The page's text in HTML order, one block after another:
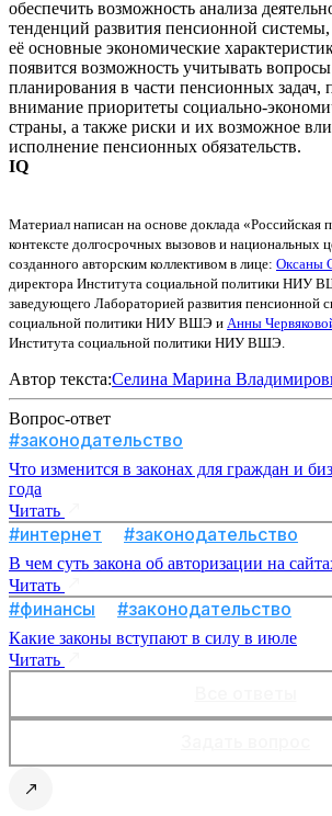
обеспечить возможность анализа
тенденций развития пенсионной системы,
её основные экономические
появится возможность учитывать вопросы
планирования в части пенсионных задач,
внимание приоритеты социально-
страны, а также риски и их возможное
исполнение пенсионных обязательств.
IQ
Материал написан на основе доклада «Российская
контексте долгосрочных вызовов и национальных
созданного авторским коллективом в лице: Оксаны
директора Института социальной политики НИУ
заведующего Лабораторией развития пенсионной
социальной политики НИУ ВШЭ и Анны
Института социальной политики НИУ ВШЭ.
Автор текста:Селина Марина
Вопрос-ответ
#законодательство
Что изменится в законах для граждан и
года
Читать
#интернет #законодательство
В чем суть закона об авторизации на
Читать
#финансы #законодательство
Какие законы вступают в силу в июле
Читать